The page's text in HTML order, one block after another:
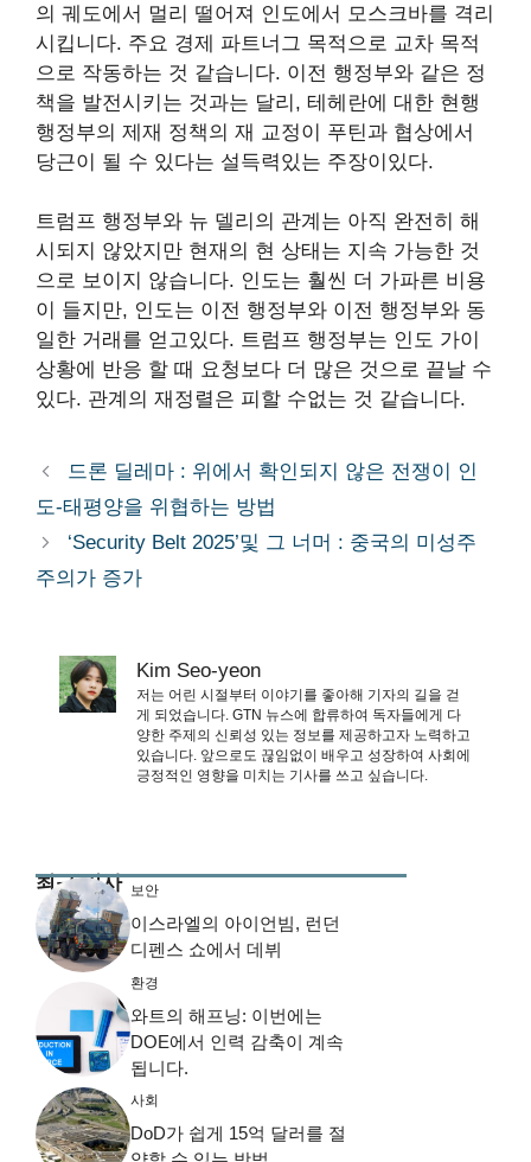
의 궤도에서 멀리 떨어져 인도에서 모스크바를 격리
시킵니다. 주요 경제 파트너 그 목적으로 교차 목적
으로 작동하는 것 같습니다. 이전 행정부와 같은 정
책을 발전시키는 것과는 달리, 테헤란에 대한 현행
행정부의 제재 정책의 재 교정이 푸틴과 협상에서
당근이 될 수 있다는 설득력있는 주장이있다.
트럼프 행정부와 뉴 델리의 관계는 아직 완전히 해
시되지 않았지만 현재의 현 상태는 지속 가능한 것
으로 보이지 않습니다. 인도는 훨씬 더 가파른 비용
이 들지만, 인도는 이전 행정부와 이전 행정부와 동
일한 거래를 얻고있다. 트럼프 행정부는 인도 가이
상황에 반응 할 때 요청보다 더 많은 것으로 끝날 수
있다. 관계의 재정렬은 피할 수없는 것 같습니다.
드론 딜레마 : 위에서 확인되지 않은 전쟁이 인
도-태평양을 위협하는 방법
‘Security Belt 2025’및 그 너머 : 중국의 미성주
주의가 증가
Kim Seo-yeon
저는 어린 시절부터 이야기를 좋아해 기자의 길을 걷
게 되었습니다. GTN 뉴스에 합류하여 독자들에게 다
양한 주제의 신뢰성 있는 정보를 제공하고자 노력하고
있습니다. 앞으로도 끊임없이 배우고 성장하여 사회에
긍정적인 영향을 미치는 기사를 쓰고 싶습니다.
최근 기사 보안
이스라엘의 아이언빔, 런던
디펜스 쇼에서 데뷔
환경
와트의 해프닝: 이번에는
DOE에서 인력 감축이 계속
됩니다.
사회
DoD가 쉽게 15억 달러를 절